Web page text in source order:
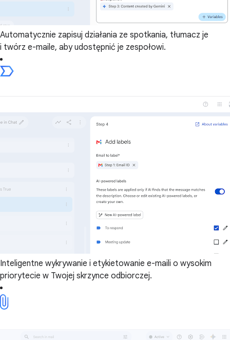
Automatycznie zapisuj działania ze spotkania, tłumacz je
i twórz e-maile, aby udostępnić je zespołowi.
Inteligentne wykrywanie i etykietowanie e-maili o wysokim
priorytecie w Twojej skrzynce odbiorczej.